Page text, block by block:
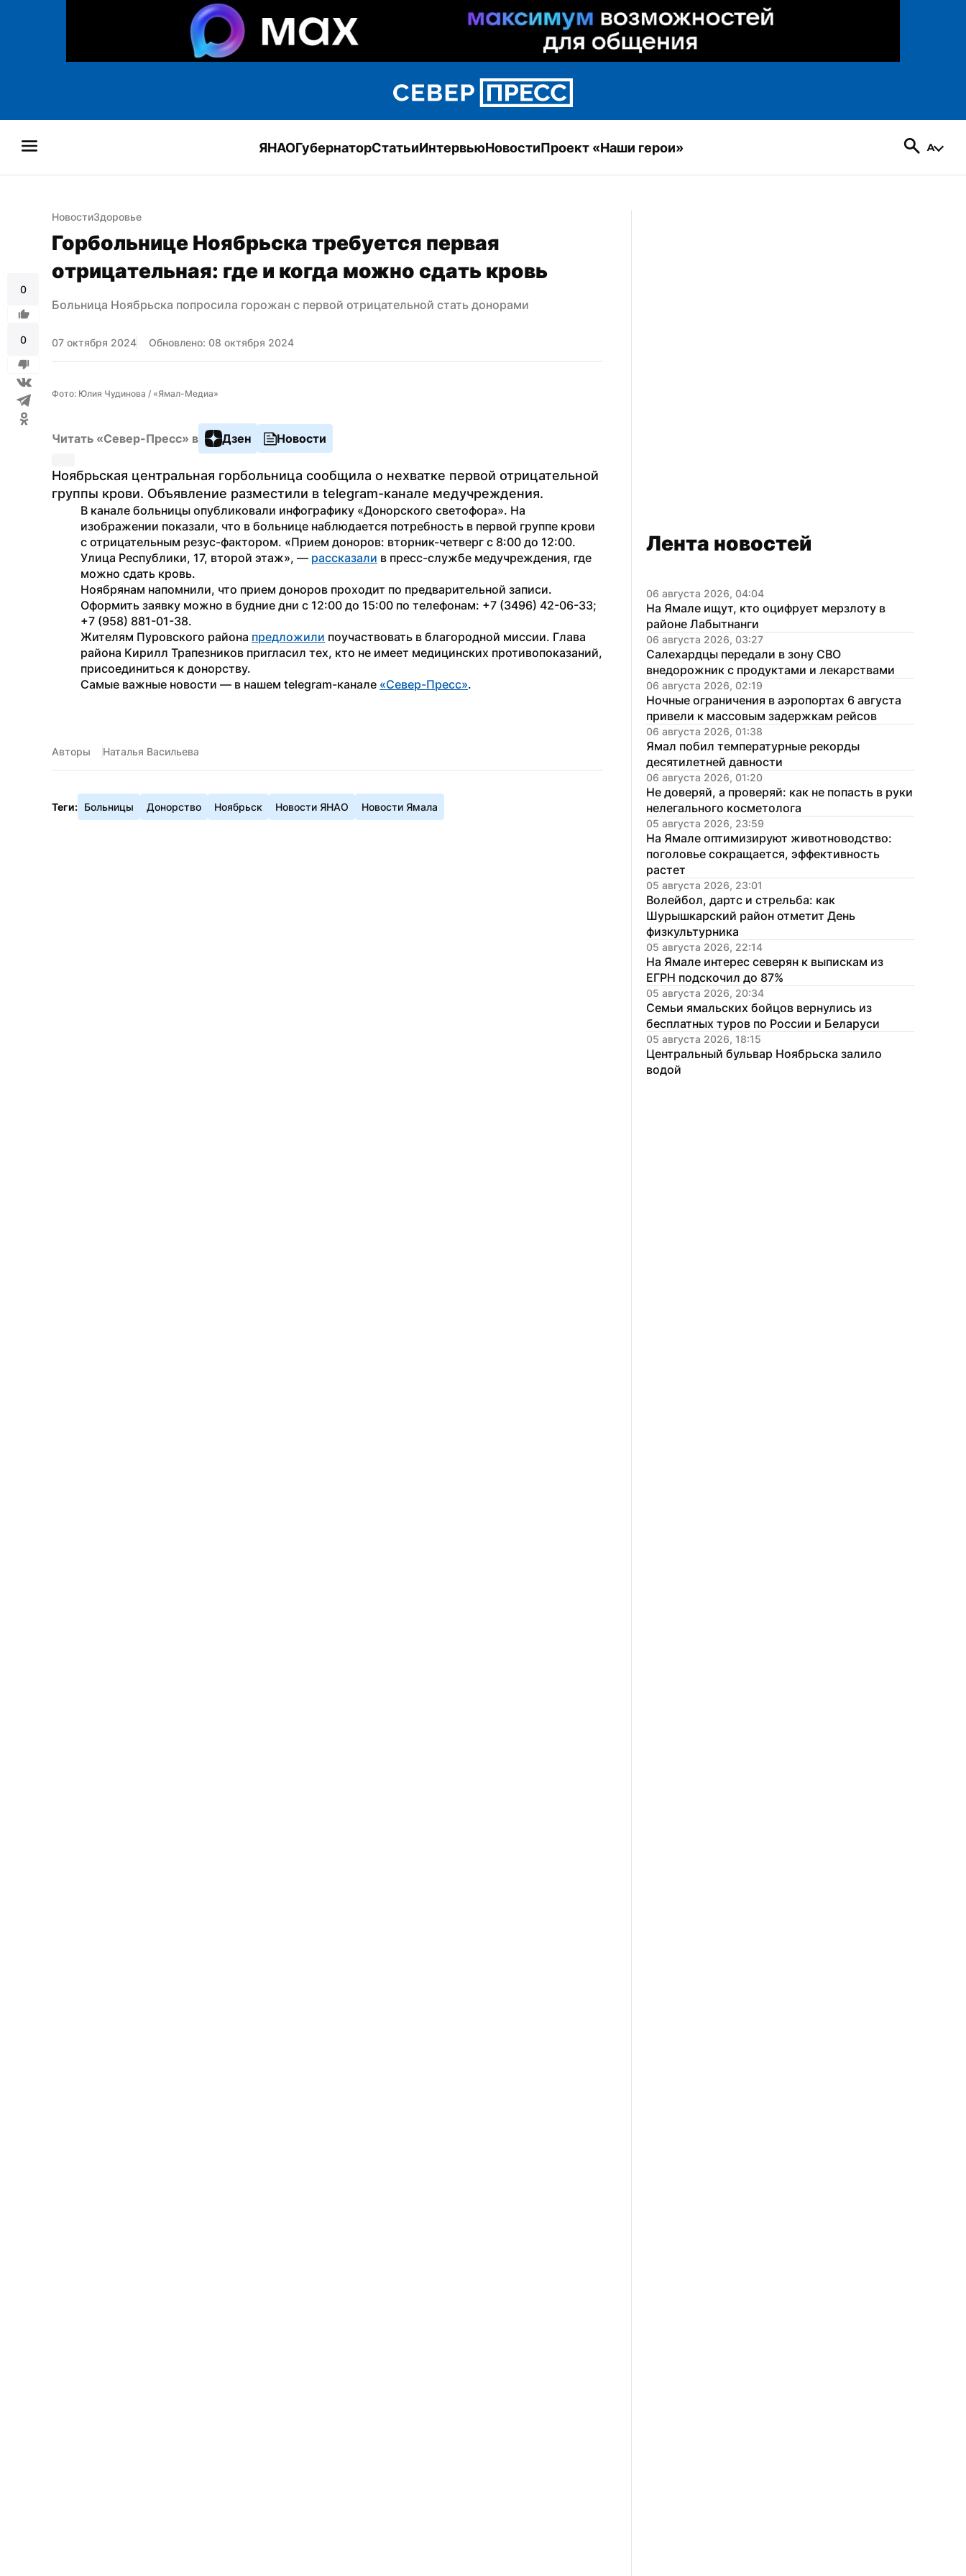
ЯНАОГубернаторСтатьиИнтервьюНовостиПроект «Наши герои»
0
0
НовостиЗдоровье
Горбольнице Ноябрьска требуется первая
отрицательная: где и когда можно сдать кровь
Больница Ноябрьска попросила горожан с первой отрицательной стать донорами
07 октября 2024 Обновлено: 08 октября 2024
Фото: Юлия Чудинова / «Ямал-Медиа»
Читать «Север-Пресс» в Дзен Новости
Ноябрьская центральная горбольница сообщила о нехватке первой отрицательной
группы крови. Объявление разместили в telegram-канале медучреждения.
В канале больницы опубликовали инфографику «Донорского светофора». На
изображении показали, что в больнице наблюдается потребность в первой группе крови
с отрицательным резус-фактором. «Прием доноров: вторник-четверг с 8:00 до 12:00.
Улица Республики, 17, второй этаж», — рассказали в пресс-службе медучреждения, где
можно сдать кровь.
Ноябрянам напомнили, что прием доноров проходит по предварительной записи.
Оформить заявку можно в будние дни с 12:00 до 15:00 по телефонам: +7 (3496) 42-06-33;
+7 (958) 881-01-38.
Жителям Пуровского района предложили поучаствовать в благородной миссии. Глава
района Кирилл Трапезников пригласил тех, кто не имеет медицинских противопоказаний,
присоединиться к донорству.
Самые важные новости — в нашем telegram-канале «Север-Пресс».
Авторы Наталья Васильева
Теги: Больницы Донорство Ноябрьск Новости ЯНАО Новости Ямала
Лента новостей
06 августа 2026, 04:04
На Ямале ищут, кто оцифрует мерзлоту в
районе Лабытнанги
06 августа 2026, 03:27
Салехардцы передали в зону СВО
внедорожник с продуктами и лекарствами
06 августа 2026, 02:19
Ночные ограничения в аэропортах 6 августа
привели к массовым задержкам рейсов
06 августа 2026, 01:38
Ямал побил температурные рекорды
десятилетней давности
06 августа 2026, 01:20
Не доверяй, а проверяй: как не попасть в руки
нелегального косметолога
05 августа 2026, 23:59
На Ямале оптимизируют животноводство:
поголовье сокращается, эффективность
растет
05 августа 2026, 23:01
Волейбол, дартс и стрельба: как
Шурышкарский район отметит День
физкультурника
05 августа 2026, 22:14
На Ямале интерес северян к выпискам из
ЕГРН подскочил до 87%
05 августа 2026, 20:34
Семьи ямальских бойцов вернулись из
бесплатных туров по России и Беларуси
05 августа 2026, 18:15
Центральный бульвар Ноябрьска залило
водой